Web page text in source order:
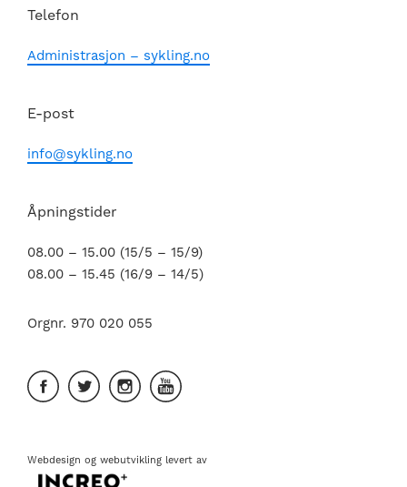
Telefon
Administrasjon – sykling.no
E-post
info@sykling.no
Åpningstider
08.00 – 15.00 (15/5 – 15/9)
08.00 – 15.45 (16/9 – 14/5)
Orgnr. 970 020 055
Webdesign og webutvikling levert av